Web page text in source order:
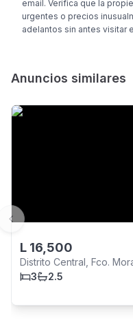
email. Verifica que la
urgentes o precios
adelantos sin antes visitar
Anuncios similares
L 16,500
Distrito Central, Fco.
3
2.5
Previous slide